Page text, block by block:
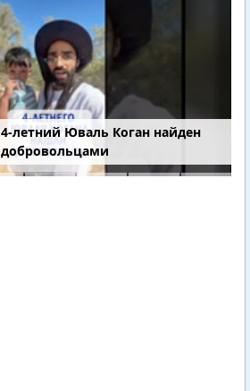
4-летний Юваль Коган найден
добровольцами